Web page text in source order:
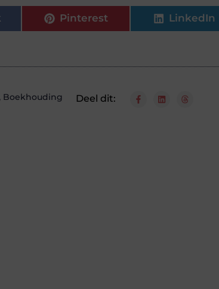
Pinterest LinkedIn
Boekhouding
Deel dit: